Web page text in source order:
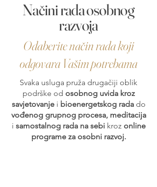
Načini rada osobnog
razvoja
Odaberite način rada koji
odgovara Vašim potrebama
Svaka usluga pruža drugačiji oblik
podrške od osobnog uvida kroz
savjetovanjei bioenergetskog radado
vođenog grupnog procesa, meditacija
i samostalnog rada na sebikroz online
programe za osobni razvoj.